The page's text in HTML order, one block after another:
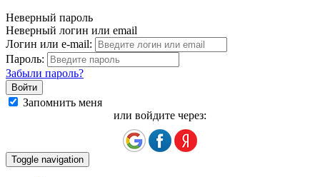
Неверный пароль
Неверный логин или email
Логин или e-mail:
Пароль:
Забыли пароль?
Запомнить меня
или войдите через:
Toggle navigation